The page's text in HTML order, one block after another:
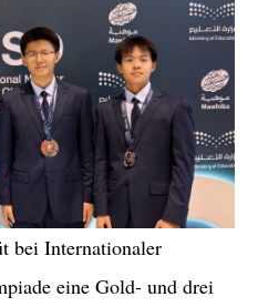
bei Internationaler
eine Gold- und drei